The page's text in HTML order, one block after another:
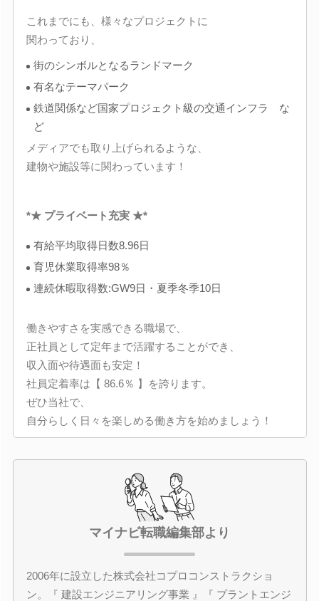
これまでにも、様々なプロジェクトに
関わっており、
街のシンボルとなるランドマーク
有名なテーマパーク
鉄道関係など国家プロジェクト級の交通インフラ な
ど
メディアでも取り上げられるような、
建物や施設等に関わっています！
*★ プライベート充実 ★*
有給平均取得日数8.96日
育児休業取得率98％
連続休暇取得数:GW9日・夏季冬季10日
働きやすさを実感できる職場で、
正社員として定年まで活躍することができ、
収入面や待遇面も安定！
社員定着率は【 86.6％ 】を誇ります。
ぜひ当社で、
自分らしく日々を楽しめる働き方を始めましょう！
マイナビ転職編集部より
2006年に設立した株式会社コプロコンストラクショ
ン。『 建設エンジニアリング事業 』『 プラントエンジ